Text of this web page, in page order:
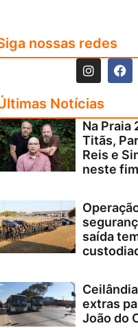
nossas redes
Notícias
Na Praia
Titãs,
Reis e
neste
saída
extras
João do